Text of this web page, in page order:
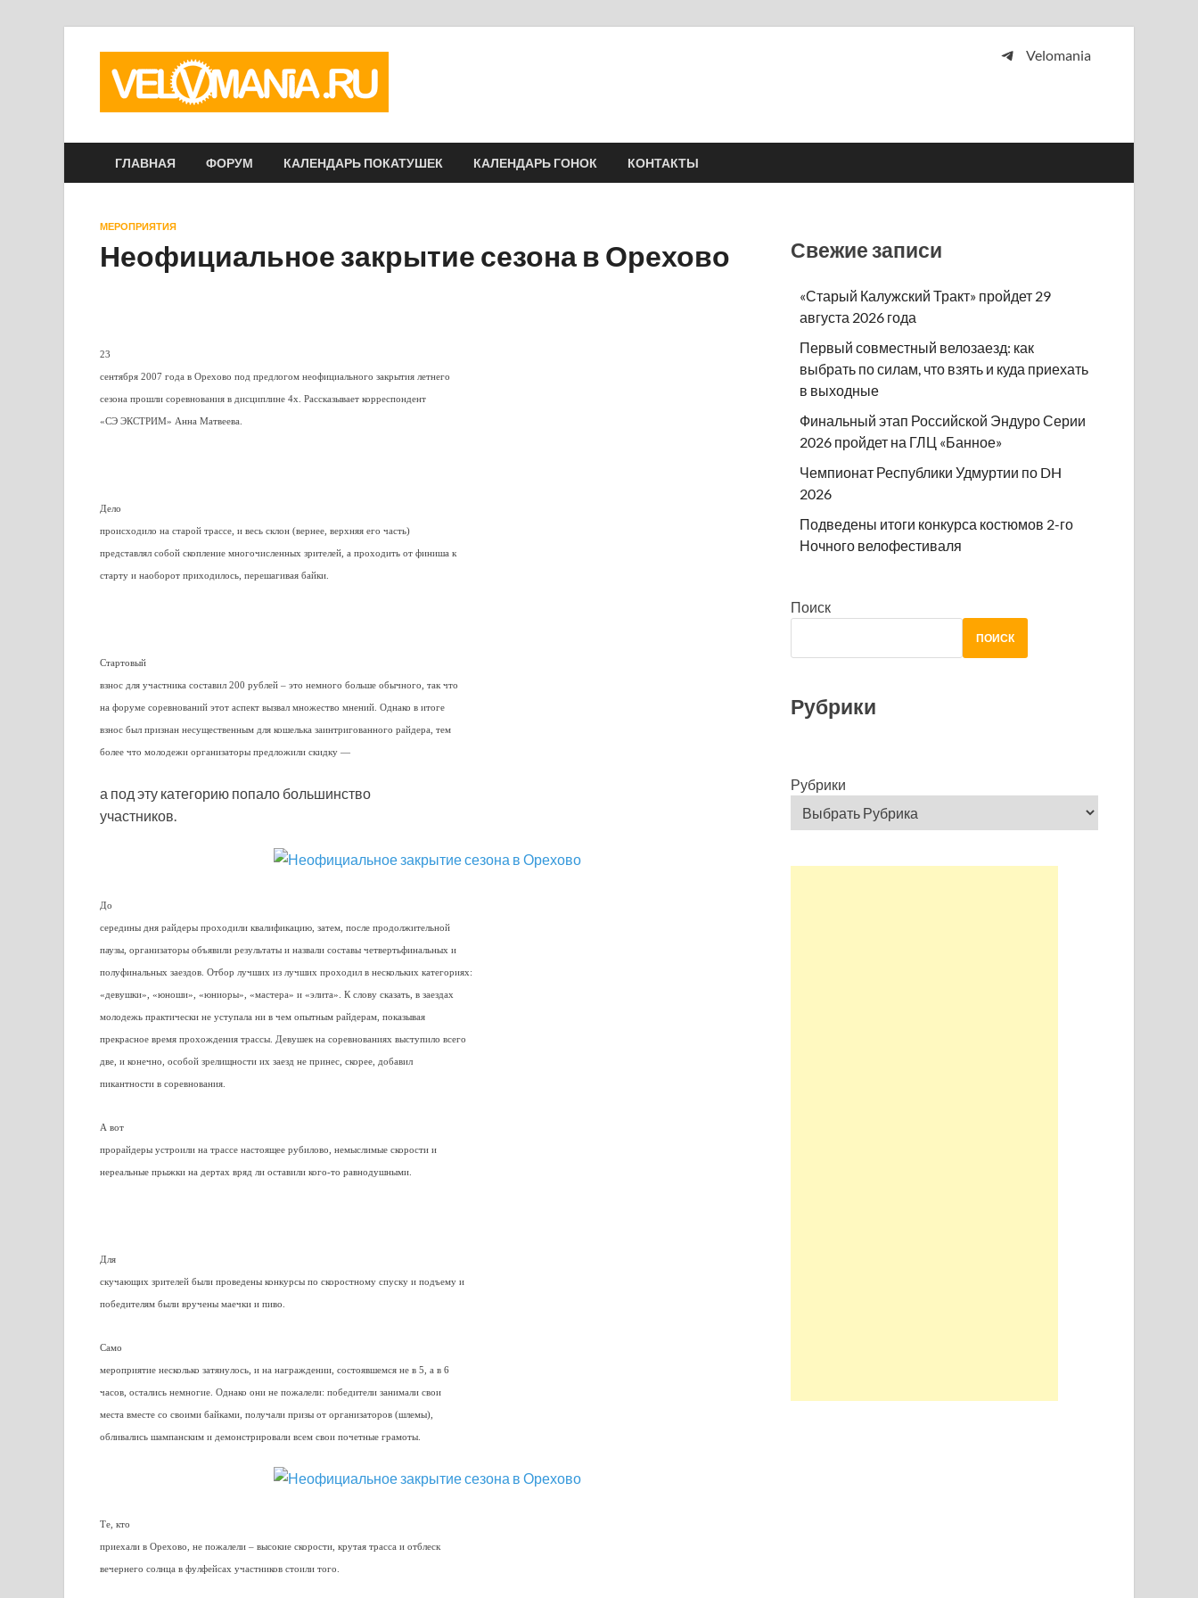
Velomania
ГЛАВНАЯ ФОРУМ КАЛЕНДАРЬ ПОКАТУШЕК КАЛЕНДАРЬ ГОНОК КОНТАКТЫ
МЕРОПРИЯТИЯ
Неофициальное закрытие сезона в Орехово
23
сентября 2007 года в Орехово под предлогом неофициального закрытия летнего
сезона прошли соревнования в дисциплине 4х. Рассказывает корреспондент
«СЭ ЭКСТРИМ» Анна Матвеева.
Дело
происходило на старой трассе, и весь склон (вернее, верхняя его часть)
представлял собой скопление многочисленных зрителей, а проходить от финиша к
старту и наоборот приходилось, перешагивая байки.
Стартовый
взнос для участника составил 200 рублей – это немного больше обычного, так что
на форуме соревнований этот аспект вызвал множество мнений. Однако в итоге
взнос был признан несущественным для кошелька заинтригованного райдера, тем
более что молодежи организаторы предложили скидку —
а под эту категорию попало большинство
участников.
До
середины дня райдеры проходили квалификацию, затем, после продолжительной
паузы, организаторы объявили результаты и назвали составы четвертьфинальных и
полуфинальных заездов. Отбор лучших из лучших проходил в нескольких категориях:
«девушки», «юноши», «юниоры», «мастера» и «элита». К слову сказать, в заездах
молодежь практически не уступала ни в чем опытным райдерам, показывая
прекрасное время прохождения трассы. Девушек на соревнованиях выступило всего
две, и конечно, особой зрелищности их заезд не принес, скорее, добавил
пикантности в соревнования.
А вот
прорайдеры устроили на трассе настоящее рубилово, немыслимые скорости и
нереальные прыжки на дертах вряд ли оставили кого-то равнодушными.
Для
скучающих зрителей были проведены конкурсы по скоростному спуску и подъему и
победителям были вручены маечки и пиво.
Само
мероприятие несколько затянулось, и на награждении, состоявшемся не в 5, а в 6
часов, остались немногие. Однако они не пожалели: победители занимали свои
места вместе со своими байками, получали призы от организаторов (шлемы),
обливались шампанским и демонстрировали всем свои почетные грамоты.
Те, кто
приехали в Орехово, не пожалели – высокие скорости, крутая трасса и отблеск
вечернего солнца в фулфейсах участников стоили того.
Свежие записи
«Старый Калужский Тракт» пройдет 29
августа 2026 года
Первый совместный велозаезд: как
выбрать по силам, что взять и куда приехать
в выходные
Финальный этап Российской Эндуро Серии
2026 пройдет на ГЛЦ «Банное»
Чемпионат Республики Удмуртии по DH
2026
Подведены итоги конкурса костюмов 2-го
Ночного велофестиваля
Поиск
ПОИСК
Рубрики
Рубрики